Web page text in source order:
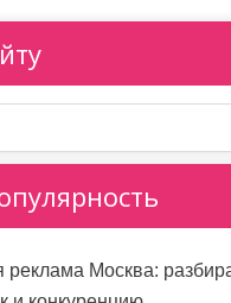
реклама Москва: